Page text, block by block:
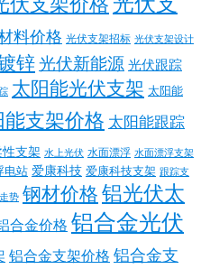
料价格 光伏支架招标 光伏支架设计
锌光伏新能源 光伏跟踪
太阳能光伏支架 太阳能
能支架价格 太阳能跟踪
性支架 水上光伏 水面漂浮 水面漂浮支架
电站 爱康科技 爱康科技支架 跟踪支
势 钢材价格 铝光伏太
合金价格 铝合金光伏
铝合金支架价格 铝合金支